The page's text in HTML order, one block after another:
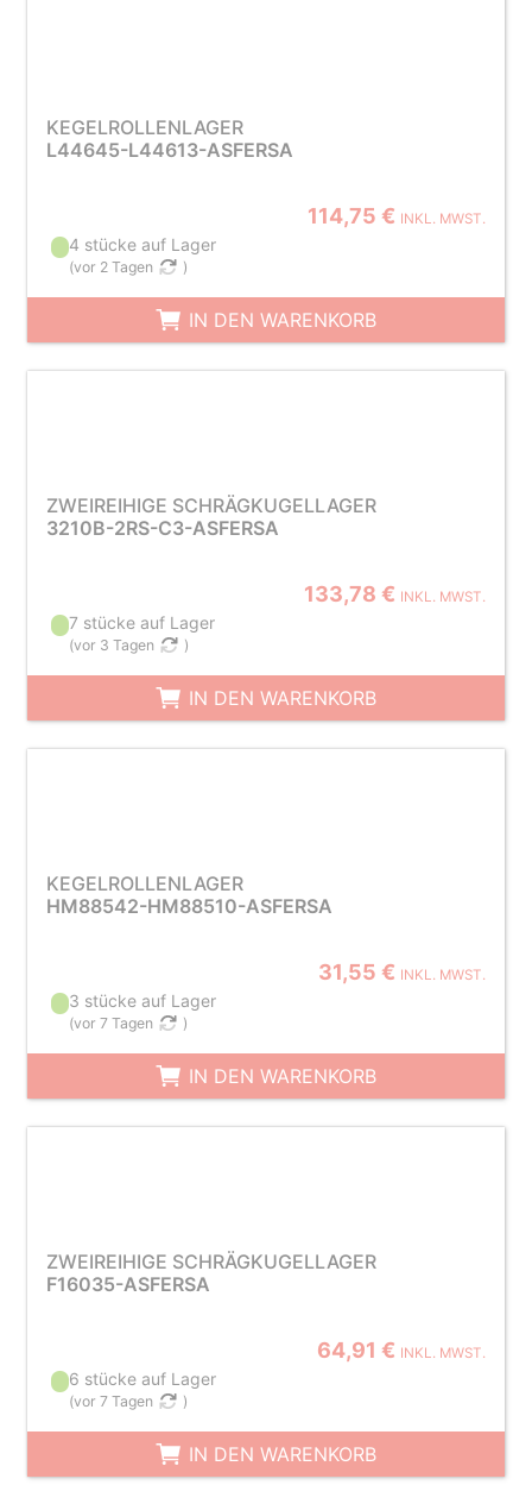
KEGELROLLENLAGER
L44645-L44613-ASFERSA
114,75 € INKL. MWST.
4 stücke auf Lager
(vor 2 Tagen )
IN DEN WARENKORB
ZWEIREIHIGE SCHRÄGKUGELLAGER
3210B-2RS-C3-ASFERSA
133,78 € INKL. MWST.
7 stücke auf Lager
(vor 3 Tagen )
IN DEN WARENKORB
KEGELROLLENLAGER
HM88542-HM88510-ASFERSA
31,55 € INKL. MWST.
3 stücke auf Lager
(vor 7 Tagen )
IN DEN WARENKORB
ZWEIREIHIGE SCHRÄGKUGELLAGER
F16035-ASFERSA
64,91 € INKL. MWST.
6 stücke auf Lager
(vor 7 Tagen )
IN DEN WARENKORB